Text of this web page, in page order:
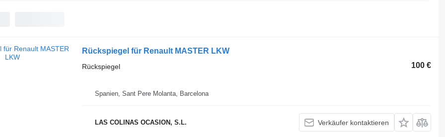
Rückspiegel für Renault MASTER LKW
100 €
Rückspiegel
Spanien, Sant Pere Molanta, Barcelona
LAS COLINAS OCASION, S.L. Verkäufer kontaktieren